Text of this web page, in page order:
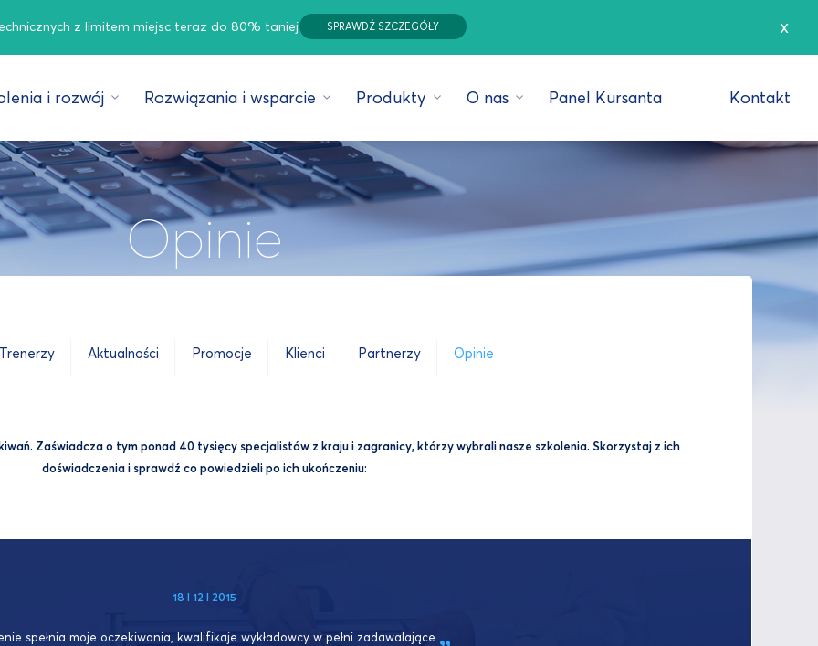
z limitem miejsc teraz do 80% taniej SPRAWDŹ SZCZEGÓŁY x
i rozwój Rozwiązania i wsparcie Produkty O nas Panel Kursanta Kontakt
Opinie
Trenerzy Aktualności Promocje Klienci Partnerzy Opinie
Zaświadcza o tym ponad 40 tysięcy specjalistów z kraju i zagranicy, którzy wybrali nasze szkolenia. Skorzystaj z ich
doświadczenia i sprawdź co powiedzieli po ich ukończeniu:
18 I 12 I 2015
spełnia moje oczekiwania, kwalifikaje wykładowcy w pełni zadawalające